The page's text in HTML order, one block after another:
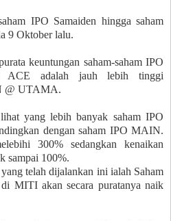
IPO Samaiden hingga saham
9 Oktober lalu.
keuntungan saham-saham IPO
ACE adalah jauh lebih tinggi
@ UTAMA.
yang lebih banyak saham IPO
dengan saham IPO MAIN.
300% sedangkan kenaikan
sampai 100%.
telah dijalankan ini ialah Saham
MITI akan secara puratanya naik